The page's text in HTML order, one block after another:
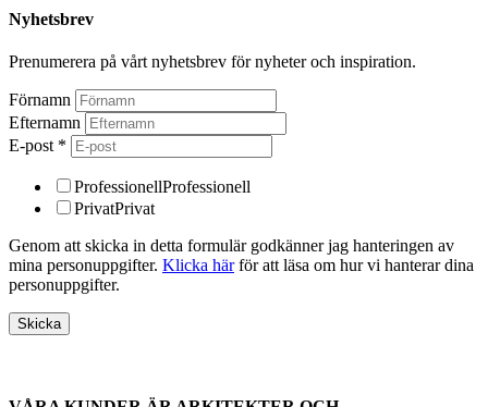
Nyhetsbrev
Prenumerera på vårt nyhetsbrev för nyheter och inspiration.
Förnamn
Efternamn
E-post *
ProfessionellProfessionell
PrivatPrivat
Genom att skicka in detta formulär godkänner jag hanteringen av
mina personuppgifter. Klicka härför att läsa om hur vi hanterar dina
personuppgifter.